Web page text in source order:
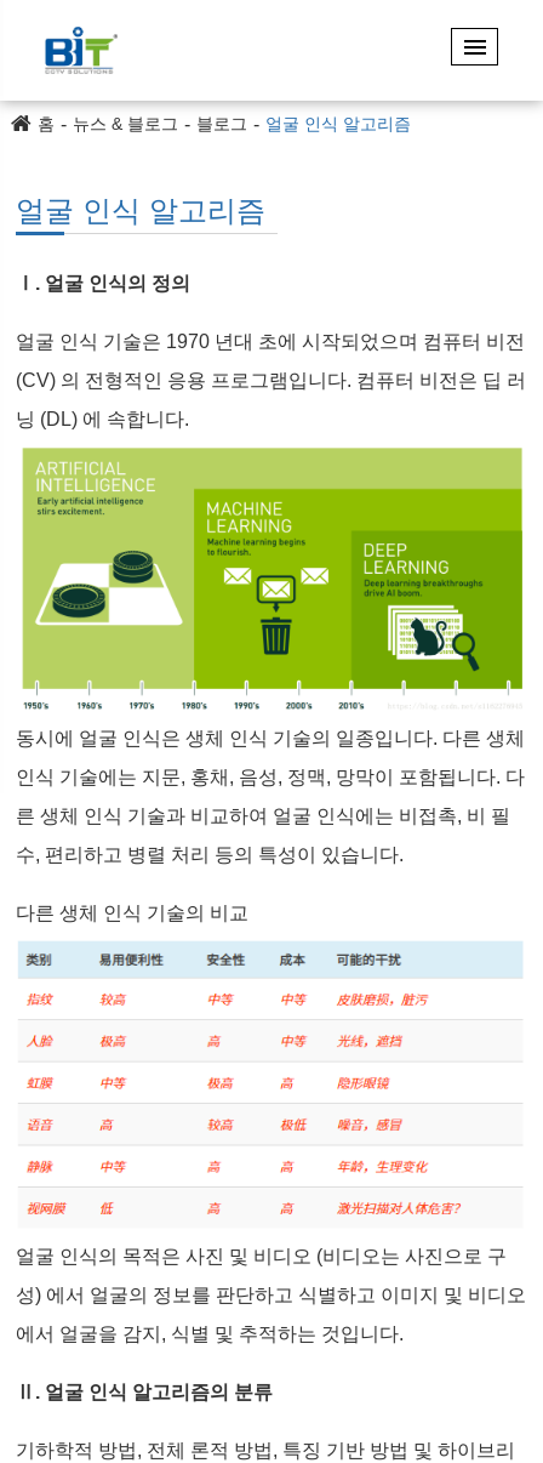
홈 뉴스 & 블로그 블로그 얼굴 인식 알고리즘
얼굴 인식 알고리즘
Ⅰ. 얼굴 인식의 정의
얼굴 인식 기술은 1970 년대 초에 시작되었으며 컴퓨터 비전
(CV) 의 전형적인 응용 프로그램입니다. 컴퓨터 비전은 딥 러
닝 (DL) 에 속합니다.
동시에 얼굴 인식은 생체 인식 기술의 일종입니다. 다른 생체
인식 기술에는 지문, 홍채, 음성, 정맥, 망막이 포함됩니다. 다
른 생체 인식 기술과 비교하여 얼굴 인식에는 비접촉, 비 필
수, 편리하고 병렬 처리 등의 특성이 있습니다.
다른 생체 인식 기술의 비교
얼굴 인식의 목적은 사진 및 비디오 (비디오는 사진으로 구
성) 에서 얼굴의 정보를 판단하고 식별하고 이미지 및 비디오
에서 얼굴을 감지, 식별 및 추적하는 것입니다.
Ⅱ. 얼굴 인식 알고리즘의 분류
기하학적 방법, 전체 론적 방법, 특징 기반 방법 및 하이브리